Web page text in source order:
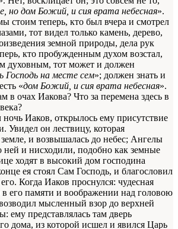
но дом Божий, и сия врата небесная».
стоим теперь, кто был вчера и смотрел
тот видел только камень, дерево,
земной природы, дела рук
кто пробужденным духом возстал,
духовным, тот может и должен
Господь на месте сем»; должен знать и
«дом Божий, и сия врата небесная».
в очах Иакова? Что за перемена здесь в
ночь Иаков, открылось ему присутствие
Увидел он лествицу, которая
и возвышалась до небес; Ангелы
и нисходили, подобно как земные
ходят в высокий дом господина
ея стоял Сам Господь, и благословил
Когда Иаков проснулся: чудесная
в его памяти и воображении над головою
мысленный взор до верхней
ему представлялась там дверь
дома, из которой исшел и явился Царь